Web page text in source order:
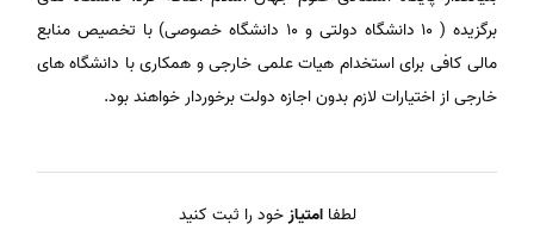
برگزیده ( ۱۰ دانشگاه دولتی و ۱۰ دانشگاه خصوصی) با تخصیص منابع
مالی کافی برای استخدام هیات علمی خارجی و همکاری با دانشگاه های
خارجی از اختیارات لازم بدون اجازه دولت برخوردار خواهند بود.
لطفاامتیازخود را ثبت کنید